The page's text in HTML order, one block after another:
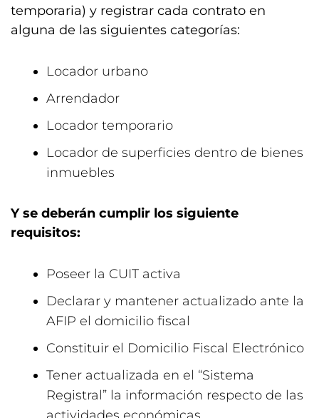
temporaria) y registrar cada contrato en
alguna de las siguientes categorías:
Locador urbano
Arrendador
Locador temporario
Locador de superficies dentro de bienes
inmuebles
Y se deberán cumplir los siguiente
requisitos:
Poseer la CUIT activa
Declarar y mantener actualizado ante la
AFIP el domicilio fiscal
Constituir el Domicilio Fiscal Electrónico
Tener actualizada en el “Sistema
Registral” la información respecto de las